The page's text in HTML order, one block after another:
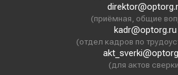
(приёмная, общие
kadr@optorg.ru
(отдел кадров по
(для актов